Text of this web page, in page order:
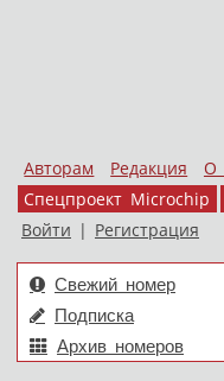
Авторам Редакция О
Спецпроект Microchip
Войти | Регистрация
Свежий номер
Подписка
Архив номеров